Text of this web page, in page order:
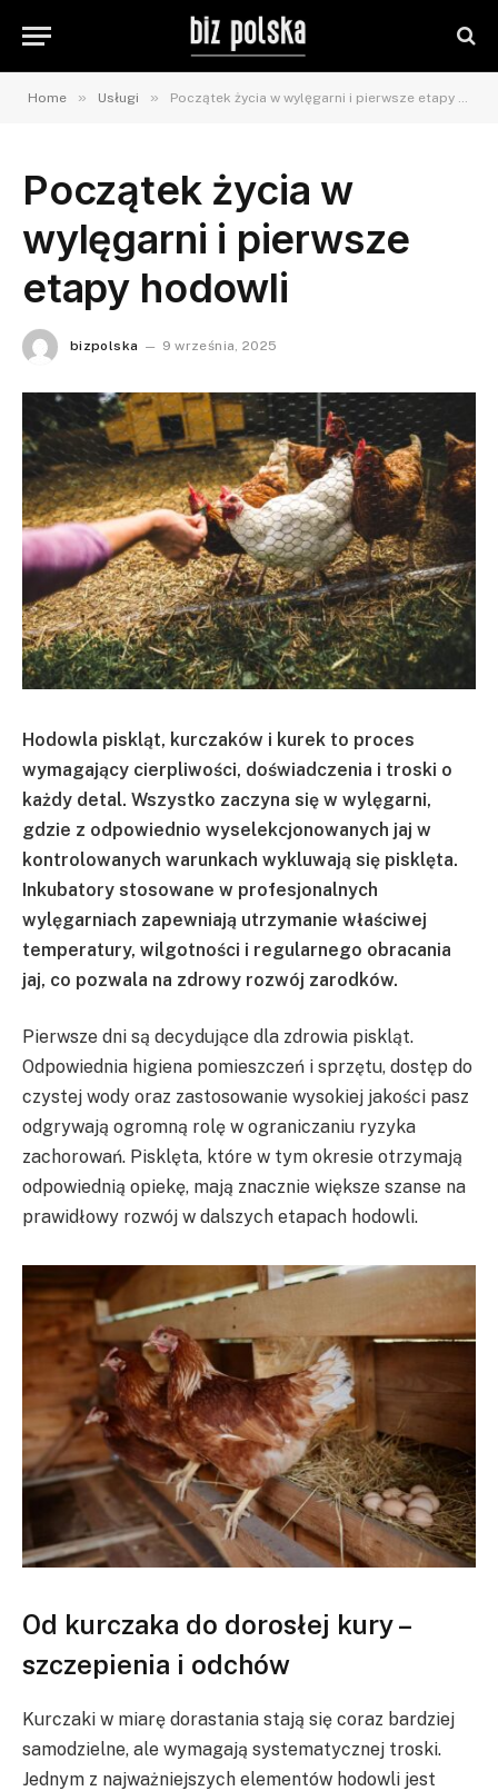
Home » Usługi » Początek życia w wylęgarni i pierwsze etapy hodowli
Początek życia w
wylęgarni i pierwsze
etapy hodowli
bizpolska 9 września, 2025
Hodowla piskląt, kurczaków i kurek to proces
wymagający cierpliwości, doświadczenia i troski o
każdy detal. Wszystko zaczyna się w wylęgarni,
gdzie z odpowiednio wyselekcjonowanych jaj w
kontrolowanych warunkach wykluwają się pisklęta.
Inkubatory stosowane w profesjonalnych
wylęgarniach zapewniają utrzymanie właściwej
temperatury, wilgotności i regularnego obracania
jaj, co pozwala na zdrowy rozwój zarodków.
Pierwsze dni są decydujące dla zdrowia piskląt.
Odpowiednia higiena pomieszczeń i sprzętu, dostęp do
czystej wody oraz zastosowanie wysokiej jakości pasz
odgrywają ogromną rolę w ograniczaniu ryzyka
zachorowań. Pisklęta, które w tym okresie otrzymają
odpowiednią opiekę, mają znacznie większe szanse na
prawidłowy rozwój w dalszych etapach hodowli.
Od kurczaka do dorosłej kury –
szczepienia i odchów
Kurczaki w miarę dorastania stają się coraz bardziej
samodzielne, ale wymagają systematycznej troski.
Jednym z najważniejszych elementów hodowli jest